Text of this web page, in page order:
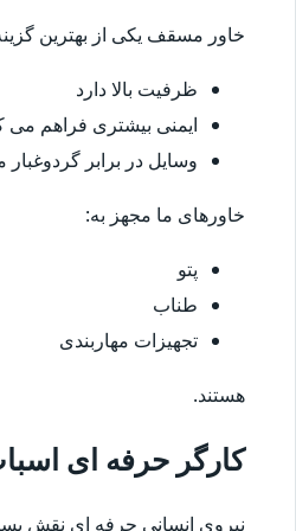
خاور مسقف یکی از بهترین
ظرفیت بالا دارد
ایمنی بیشتری فراهم می
وسایل در برابر
خاورهای ما مجهز به:
پتو
طناب
تجهیزات مهاربندی
هستند.
کارگر حرفه ای
نیروی انسانی حرفه ای نقش